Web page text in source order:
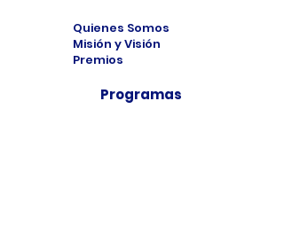
Quienes Somos
Misión y Visión
Premios
Programas